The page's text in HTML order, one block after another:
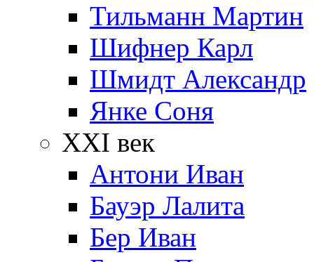
Тильманн Мартин
Шифнер Карл
Шмидт Александр
Янке Соня
XXI век
Антони Иван
Бауэр Лалита
Бер Иван